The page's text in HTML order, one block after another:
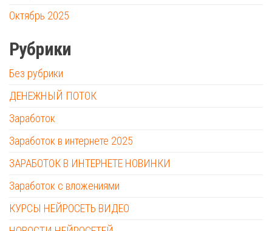
Октябрь 2025
Рубрики
Без рубрики
ДЕНЕЖНЫЙ ПОТОК
Заработок
Заработок в интернете 2025
ЗАРАБОТОК В ИНТЕРНЕТЕ НОВИНКИ
Заработок с вложениями
КУРСЫ НЕЙРОСЕТЬ ВИДЕО